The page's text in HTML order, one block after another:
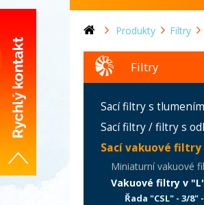
+420 281 981 055
info@energoekonom.cz
Wolkerova 433
CZ-250 82 Úvaly
Produkty Filtry
Filtry
Sací filtry s
Sací filtry / filtry s
Sací vakuové filtry
Miniaturní vakuové
Vakuové filtry v
Řada "CSL" - 3/8"